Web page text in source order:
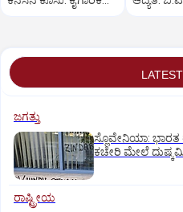
ಜಗತ್ತು
ಸ್ಲೊವೇನಿಯಾ:
ಕಚೇರಿ ಮೇಲೆ
ರಾಷ್ಟ್ರೀಯ